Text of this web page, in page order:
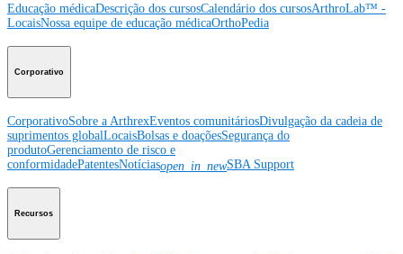
Educação médicaDescrição dos cursosCalendário dos cursosArthroLab™ -
LocaisNossa equipe de educação médicaOrthoPedia
Corporativo
CorporativoSobre a ArthrexEventos comunitáriosDivulgação da cadeia de
suprimentos globalLocaisBolsas e doaçõesSegurança do
produtoGerenciamento de risco e
conformidadePatentesNotíciasopen_in_newSBA Support
Recursos